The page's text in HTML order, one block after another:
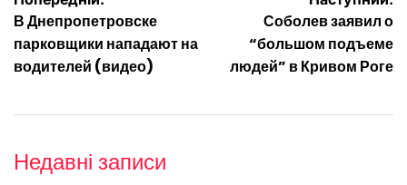
записів
В Днепропетровске
парковщики нападают на
водителей (видео)
Соболев заявил о
“большом подъеме
людей” в Кривом Роге
Недавні записи